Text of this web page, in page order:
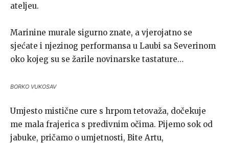
ateljeu.
Marinine murale sigurno znate, a vjerojatno se
sjećate i njezinog performansa u Laubi sa Severinom
oko kojeg su se žarile novinarske tastature…
BORKO VUKOSAV
Umjesto mistične cure s hrpom tetovaža, dočekuje
me mala frajerica s predivnim očima. Pijemo sok od
jabuke, pričamo o umjetnosti, Bite Artu,